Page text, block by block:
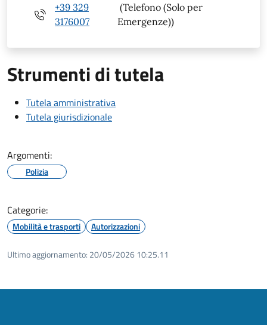
+39 329
3176007
(Telefono (Solo per
Emergenze))
Strumenti di tutela
Tutela amministrativa
Tutela giurisdizionale
Argomenti:
Polizia
Categorie:
Mobilità e trasporti Autorizzazioni
Ultimo aggiornamento: 20/05/2026 10:25.11